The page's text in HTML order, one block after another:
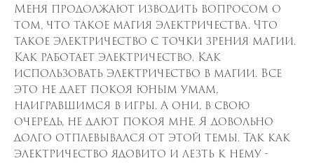
Меня продолжают изводить вопросом о
том, что такое магия электричества. Что
такое электричество с точки зрения магии.
Как работает электричество. Как
использовать электричество в магии. Все
это не дает покоя юным умам,
наигравшимся в игры. А они, в свою
очередь, не дают покоя мне. Я довольно
долго отплевывался от этой темы. Так как
электричество ядовито и лезть к нему -